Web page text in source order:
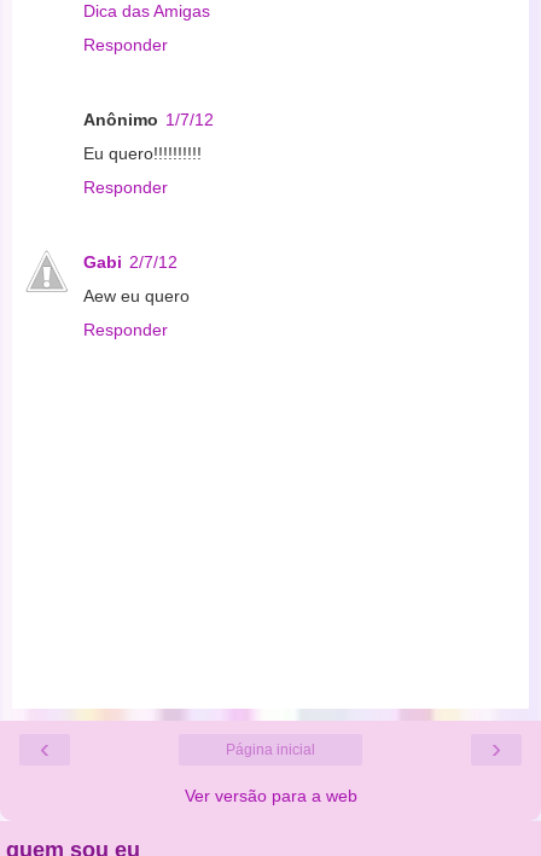
Dica das Amigas
Responder
Anônimo 1/7/12
Eu quero!!!!!!!!!!
Responder
Gabi 2/7/12
Aew eu quero
Responder
‹ ›
Página inicial
Ver versão para a web
quem sou eu